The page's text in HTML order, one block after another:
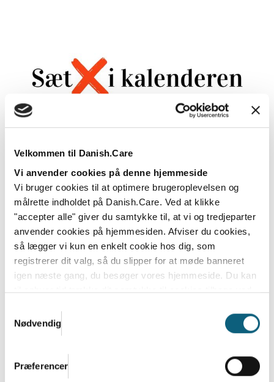
Velkommen til Danish.Care
Vi anvender cookies på denne hjemmeside
Vi bruger cookies til at optimere brugeroplevelsen og
målrette indholdet på Danish.Care. Ved at klikke
"accepter alle" giver du samtykke til, at vi og tredjeparter
anvender cookies på hjemmesiden. Afviser du cookies,
så lægger vi kun en enkelt cookie hos dig, som
registrerer dit valg, så du slipper for at møde banneret
igen næste gang, du besøger vores hjemmeside. Du kan
til enhver tid trække dit samtykke til cookies tilbage ved
Danish.Cares privatlivs- og cookiepolitik
Nødvendig
Præferencer
Bliv klar til et spændende efterår 2026
og start 2027 i Danish.Care
Sommeren er over os, men i Danish.Care-
sekretariatet arbejder vi på højtryk frem mod en
række store...
Læs mere